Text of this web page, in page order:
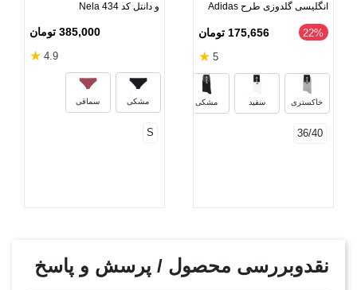
انگلیسی گلدوزی طرح Adidas
‎22% 175,656 تومان
5
★
خاکستری سفید مشکی
سرمه‌ای
36/40
و دانتل کد Nela 434
385,000 تومان
4.9
★
مشکی سماقی
S
نقدوبررسی محصول / پرسش و پاسخ